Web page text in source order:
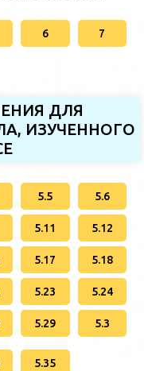
6 7
ДЛЯ
ИЗУЧЕННОГО
5.5 5.6
5.11 5.12
5.17 5.18
5.23 5.24
5.29 5.3
5.35